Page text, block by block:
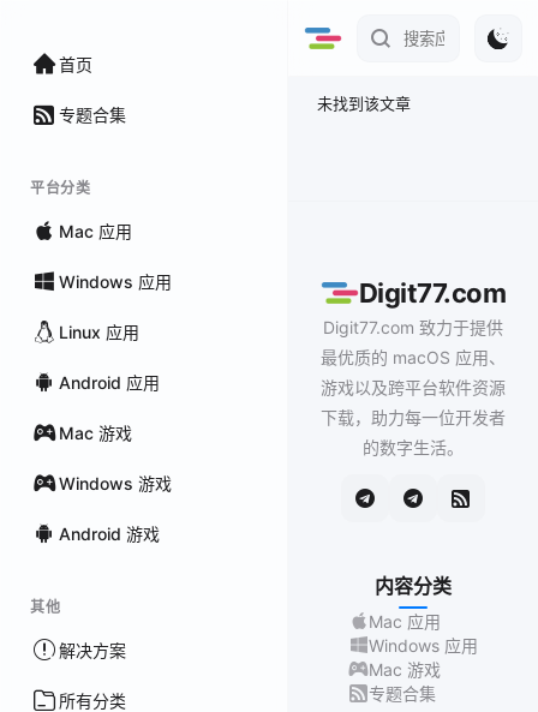
首页
专题合集
平台分类
Mac 应用
Windows 应用
Linux 应用
Android 应用
Mac 游戏
Windows 游戏
Android 游戏
其他
解决方案
所有分类
未找到该文章
Digit77.com
Digit77.com 致力于提供
最优质的 macOS 应用、
游戏以及跨平台软件资源
下载，助力每一位开发者
的数字生活。
内容分类
Mac 应用
Windows 应用
Mac 游戏
专题合集